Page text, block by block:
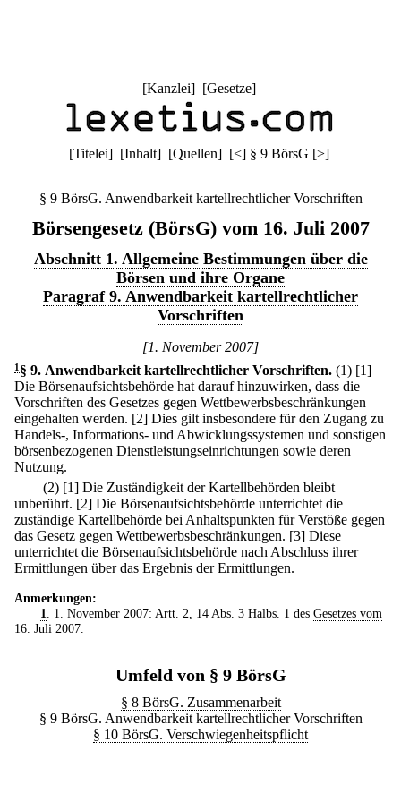
[Kanzlei] [Gesetze]
[Titelei] [Inhalt] [Quellen] [<] § 9 BörsG [>]
§ 9 BörsG. Anwendbarkeit kartellrechtlicher Vorschriften
Börsengesetz (BörsG) vom 16. Juli 2007
Abschnitt 1. Allgemeine Bestimmungen über die
Börsen und ihre Organe
Paragraf 9. Anwendbarkeit kartellrechtlicher
Vorschriften
[1. November 2007]
1 § 9. Anwendbarkeit kartellrechtlicher Vorschriften. (1) [1]
Die Börsenaufsichtsbehörde hat darauf hinzuwirken, dass die
Vorschriften des Gesetzes gegen Wettbewerbsbeschränkungen
eingehalten werden. [2] Dies gilt insbesondere für den Zugang zu
Handels-, Informations- und Abwicklungssystemen und sonstigen
börsenbezogenen Dienstleistungseinrichtungen sowie deren
Nutzung.
(2) [1] Die Zuständigkeit der Kartellbehörden bleibt
unberührt. [2] Die Börsenaufsichtsbehörde unterrichtet die
zuständige Kartellbehörde bei Anhaltspunkten für Verstöße gegen
das Gesetz gegen Wettbewerbsbeschränkungen. [3] Diese
unterrichtet die Börsenaufsichtsbehörde nach Abschluss ihrer
Ermittlungen über das Ergebnis der Ermittlungen.
Anmerkungen:
1. 1. November 2007: Artt. 2, 14 Abs. 3 Halbs. 1 des Gesetzes vom
16. Juli 2007.
Umfeld von § 9 BörsG
§ 8 BörsG. Zusammenarbeit
§ 9 BörsG. Anwendbarkeit kartellrechtlicher Vorschriften
§ 10 BörsG. Verschwiegenheitspflicht